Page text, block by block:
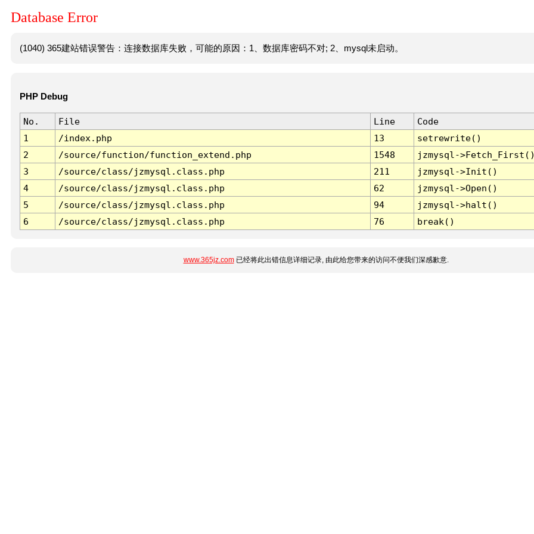
Database Error
(1040) 365建站错误警告：连接数据库失败，可能的原因：1、数据库密码不对; 2、mysql未启动。
PHP Debug
No. File Line
Code
1
/index.php 13
setrewrite()
2
/source/function/function_extend.php 1548
jzmysql-
3
/source/class/jzmysql.class.php 211
jzmysql->Init()
4
/source/class/jzmysql.class.php 62
jzmysql->Open()
5
/source/class/jzmysql.class.php 94
jzmysql->halt()
6
/source/class/jzmysql.class.php 76 break()
www.365jz.com已经将此出错信息详细记录, 由此给您带来的访问不便我们深感歉意.